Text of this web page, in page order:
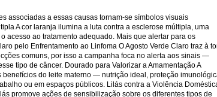
associadas a essas causas tornam-se símbolos visuais
A cor laranja ilumina a luta contra a esclerose múltipla, uma
acesso ao tratamento adequado. Mais que alertar para os
pelo Enfrentamento ao Linfoma O Agosto Verde Claro traz à
comuns, por isso a campanha foca no alerta aos sinais —
tipo de câncer. Dourado para Valorizar a Amamentação A
do leite materno — nutrição ideal, proteção
ou em espaços públicos. Lilás contra a Violência
promove ações de sensibilização sobre os diferentes tipos de